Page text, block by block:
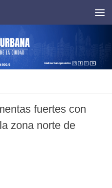
fuertes con
zona norte de